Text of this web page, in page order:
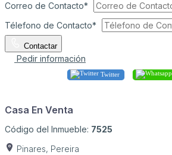
Correo de Contacto*
Télefono de Contacto*
Contactar
Pedir información
Twitter
Casa En Venta
Código del Inmueble: 7525
Pinares, Pereira